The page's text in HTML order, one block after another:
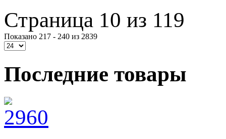
Страница 10 из 119
Показано 217 - 240 из 2839
Последние товары